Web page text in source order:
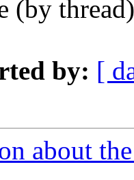
(by
by: [
about